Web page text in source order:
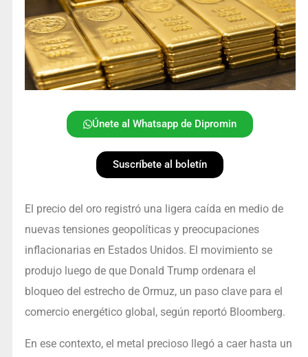
Únete al Whatsapp de Dipromin
Suscríbete al boletín
El precio del oro registró una ligera caída en medio de
nuevas tensiones geopolíticas y preocupaciones
inflacionarias en Estados Unidos. El movimiento se
produjo luego de que Donald Trump ordenara el
bloqueo del estrecho de Ormuz, un paso clave para el
comercio energético global, según reportó Bloomberg.
En ese contexto, el metal precioso llegó a caer hasta un